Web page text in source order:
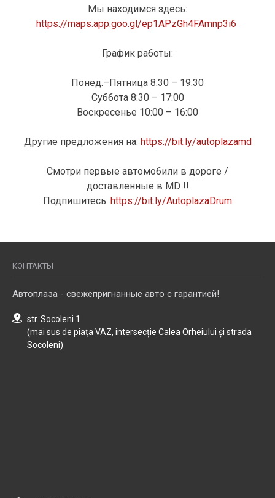
Мы находимся здесь:
https://maps.app.goo.gl/ep1APzGh4FAmnp3i6
График работы:
Понед.–Пятница 8:30 – 19:30
Суббота 8:30 – 17:00
Воскресенье 10:00 – 16:00
Другие предложения на: https://bit.ly/autoplazamd
Смотри первые автомобили в дороге /
доставленные в MD !!
Подпишитесь: https://bit.ly/AutoplazaDrum
КОНТАКТЫ
Автоплаза - свежепригнанные авто с гарантией!
str. Socoleni 1
(mai sus de piața VAZ, intersecție Calea Orheiului și strada
Socoleni)